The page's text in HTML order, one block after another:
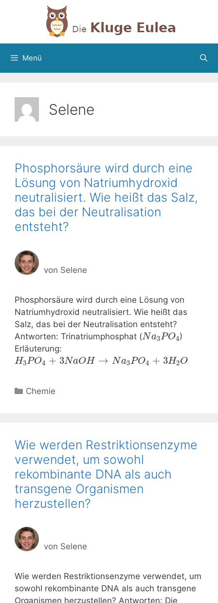
Menü
Selene
Phosphorsäure wird durch eine
Lösung von Natriumhydroxid
neutralisiert. Wie heißt das Salz,
das bei der Neutralisation
entsteht?
von Selene
Phosphorsäure wird durch eine Lösung von
Natriumhydroxid neutralisiert. Wie heißt das
Salz, das bei der Neutralisation entsteht?
Antworten: Trinatriumphosphat (Na3PO4)
Erläuterung:
H3PO4 + 3NaOH → Na3PO4 + 3H2O
Kategorien
Chemie
Wie werden Restriktionsenzyme
verwendet, um sowohl
rekombinante DNA als auch
transgene Organismen
herzustellen?
von Selene
Wie werden Restriktionsenzyme verwendet, um
sowohl rekombinante DNA als auch transgene
Organismen herzustellen? Antworten: Die